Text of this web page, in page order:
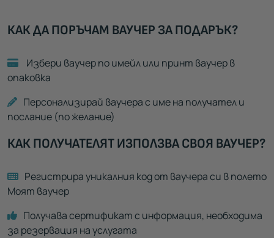
КАК ДА ПОРЪЧАМ ВАУЧЕР ЗА ПОДАРЪК?
Избери ваучер по имейл или принт ваучер в
опаковка
Персонализирай ваучера с име на получател и
послание (по желание)
КАК ПОЛУЧАТЕЛЯТ ИЗПОЛЗВА СВОЯ ВАУЧЕР?
Регистрира уникалния код от ваучера си в полето
Моят ваучер
Получава сертификат с информация, необходима
за резервация на услугата